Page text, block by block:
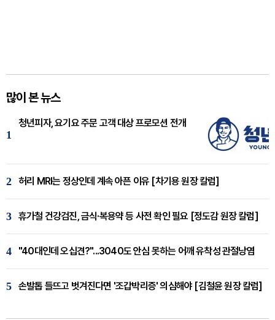
많이 본 뉴스
1
청년피자, 요기요 주문 고객 대상 프로모션 전개
2 허리 MRI는 정상인데 계속 아픈 이유 [차기용 원장 칼럼]
3 휴가철 건강검진, 금식·복용약 등 사전 확인 필요 [정도감 원장 칼럼]
4 "40대인데 오십견?"...3040도 안심 못하는 어깨 유착성 관절낭염
5 손발톱 들뜨고 벗겨진다면 '조갑박리증' 의심해야 [김철윤 원장 칼럼]